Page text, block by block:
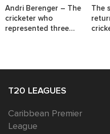
Andri Berenger – The
cricketer who
represented three
The
T20 LEAGUES
Caribbean Premier
League